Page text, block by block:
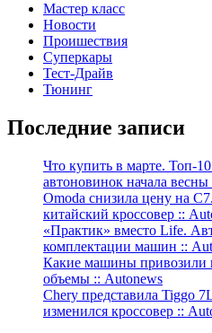
Мастер класс
Новости
Проишествия
Суперкары
Тест-Драйв
Тюнинг
Последние записи
Что купить в марте. Топ-
автоновинок начала
Omoda снизила цену на
китайский кроссовер ::
«Практик» вместо Life.
комплектации машин ::
Какие машины
объемы :: Autonews
Chery представила Tiggo
изменился кроссовер ::